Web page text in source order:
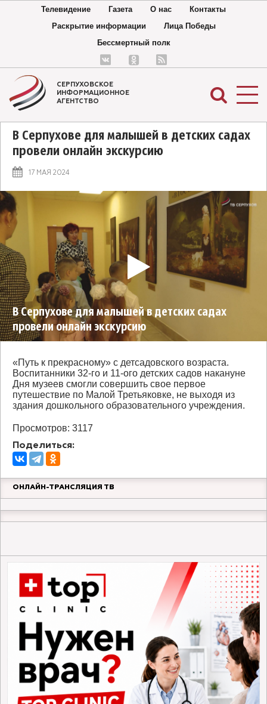
Телевидение Газета О нас
Контакты
Раскрытие информации
Лица Победы
Бессмертный полк
СЕРПУХОВСКОЕ
ИНФОРМАЦИОННОЕ
АГЕНТСТВО
В Серпухове для малышей в детских садах
провели онлайн экскурсию
17 МАЯ 2024
В Серпухове для малышей в детских садах
провели онлайн экскурсию
«Путь к прекрасному» с детсадовского возраста.
Воспитанники 32-го и 11-ого детских садов накануне
Дня музеев смогли совершить свое первое
путешествие по Малой Третьяковке, не выходя из
здания дошкольного образовательного учреждения.
Просмотров: 3117
Поделиться:
ОНЛАЙН-ТРАНСЛЯЦИЯ ТВ